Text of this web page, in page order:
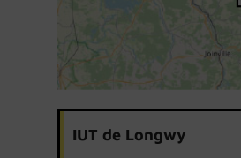
IUT de Longwy